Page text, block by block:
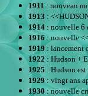
1911 : nouveau
1913 :
1914 : nouvelle 6
1916 : nouvelle
1919 : lancement
1922 : Hudson +
1925 : Hudson
1929 : vingt ans
1930 : nouvelle